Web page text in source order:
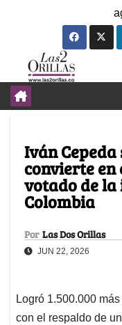
Iván
convierte en
votado de
Colombia
Por Las Dos Orillas
JUN 22, 2026
Logró 1.500.000
con el respaldo de